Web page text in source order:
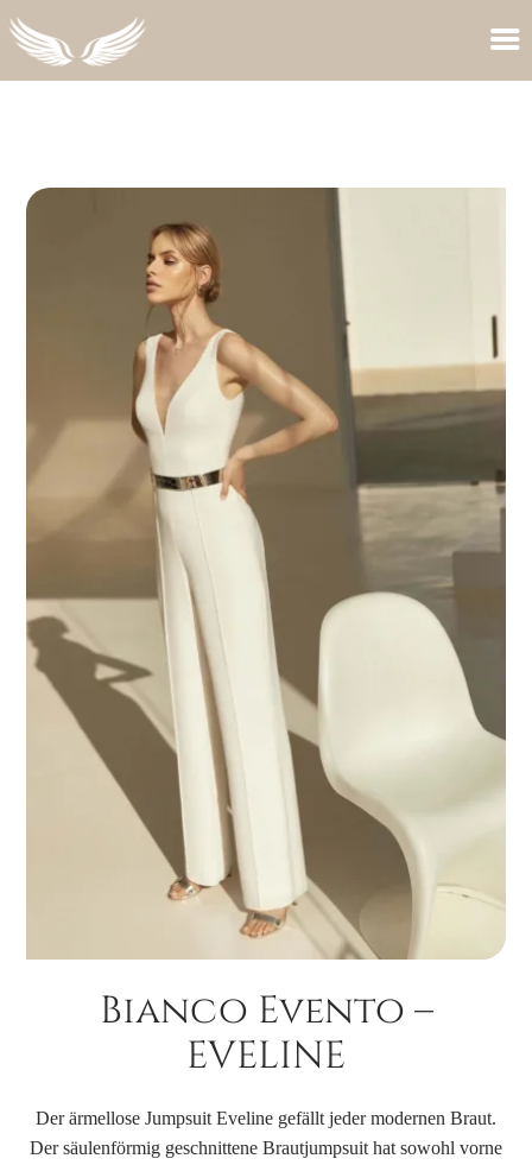
Bianco Evento –
EVELINE
Der ärmellose Jumpsuit Eveline gefällt jeder modernen Braut.
Der säulenförmig geschnittene Brautjumpsuit hat sowohl vorne